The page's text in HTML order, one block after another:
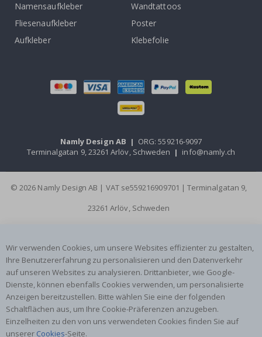
Namensaufkleber
Wandtattoos
Fliesenaufkleber
Poster
Aufkleber
Klebefolie
Namly Design AB | ORG: 559216-9097
Terminalgatan 9, 23261 Arlöv, Schweden | info@namly.ch
© 2026 Namly Design AB | VAT se559216909701 | Terminalgatan 9,
23261 Arlöv, Schweden
Wir verwenden Cookies, um unsere Websites effizienter zu gestalten,
Ihre Benutzererfahrung zu personalisieren und den Datenverkehr
auf unseren Websites zu analysieren. Drittanbieter, wie Google-
Dienste, können ebenfalls Cookies verwenden, um personalisierte
Anzeigen bereitzustellen. Bitte wählen Sie eine der folgenden
Schaltflächen aus, um Ihre Cookie-Präferenzen anzugeben.
Einzelheiten zu den von uns verwendeten Cookies finden Sie auf
unserer Cookies-Seite.